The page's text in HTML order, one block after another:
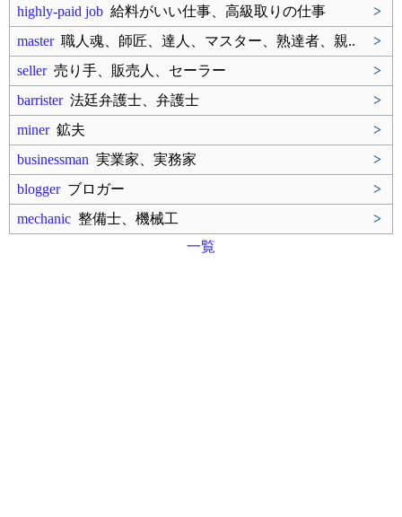
highly-paid job 給料がいい仕事、高級取りの仕事
>
master職人魂、師匠、達人、マスター、熟達者、親..
>
seller売り手、販売人、セーラー
>
barrister法廷弁護士、弁護士
>
miner鉱夫
>
businessman 実業家、実務家
>
bloggerブロガー
>
mechanic 整備士、機械工
>
一覧